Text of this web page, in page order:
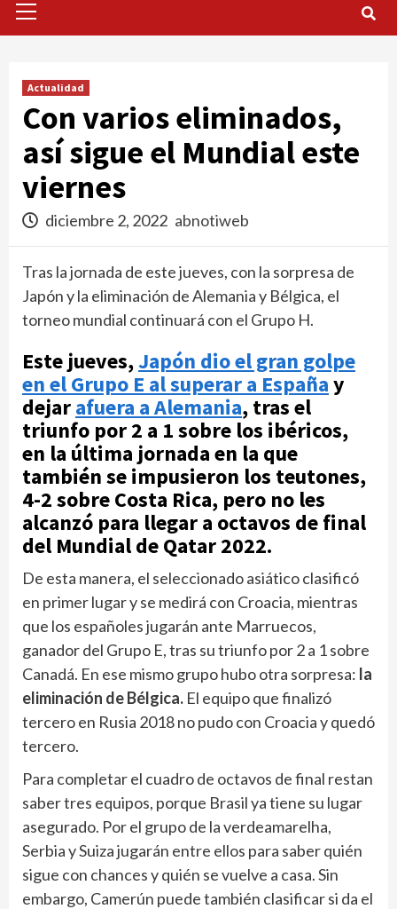
Menu
Actualidad
Con varios eliminados,
así sigue el Mundial este
viernes
diciembre 2, 2022 abnotiweb
Tras la jornada de este jueves, con la sorpresa de
Japón y la eliminación de Alemania y Bélgica, el
torneo mundial continuará con el Grupo H.
Este jueves,Japón dio el gran golpe
en el Grupo E al superar a Españay
dejarafuera a Alemania, tras el
triunfo por 2 a 1 sobre los ibéricos,
en la última jornada en la que
también se impusieron los teutones,
4-2 sobre Costa Rica, pero no les
alcanzó para llegar a octavos de final
del Mundial de Qatar 2022.
De esta manera, el seleccionado asiático clasificó
en primer lugar y se medirá con Croacia, mientras
que los españoles jugarán ante Marruecos,
ganador del Grupo E, tras su triunfo por 2 a 1 sobre
Canadá. En ese mismo grupo hubo otra sorpresa: la
eliminación de Bélgica. El equipo que finalizó
tercero en Rusia 2018 no pudo con Croacia y quedó
tercero.
Para completar el cuadro de octavos de final restan
saber tres equipos, porque Brasil ya tiene su lugar
asegurado. Por el grupo de la verdeamarelha,
Serbia y Suiza jugarán entre ellos para saber quién
sigue con chances y quién se vuelve a casa. Sin
embargo, Camerún puede también clasificar si da el